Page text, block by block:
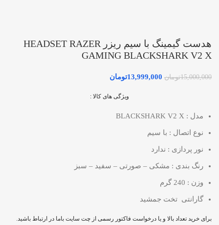
هدست گیمینگ با سیم ریزر HEADSET RAZER
GAMING BLACKSHARK V2 X
15,000,000تومان 13,999,000تومان
ویژگی های کالا :
مدل : BLACKSHARK V2 X
نوع اتصال : با سیم
نور پردازی : ندارد
رنگ بندی : مشکی – صورتی – سفید – سبز
وزن : 240 گرم
گارانتی تخت جمشید
برای خرید تعداد بالا و یا درخواست فاکتور رسمی از چت سایت باما در ارتباط باشید.